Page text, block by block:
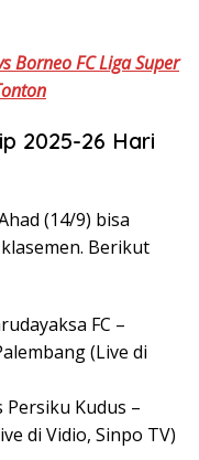
Borneo FC Liga Super
2025-26 Hari
(14/9) bisa
Berikut
FC –
(Live di
Persiku Kudus –
di Vidio, Sinpo TV)